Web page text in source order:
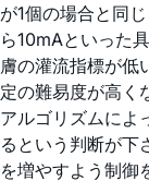
が1個の場合と同
ら10mAといった
膚の灌流指標が低
定の難易度が高く
アルゴリズムによ
るという判断が下
を増やすよう制御